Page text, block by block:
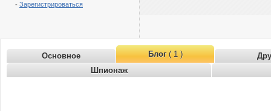
- Зарегистрироваться
Основное Блог( 1 )
Шпионаж